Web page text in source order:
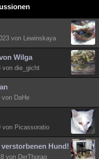
von Lewinskaya
Wilga
von die_gicht
von DaHe
von Picassoratio
Hund!
von DerThorag